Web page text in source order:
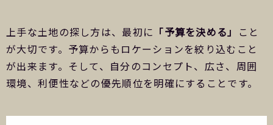
上手な土地の探し方は、最初に 「予算を決める」
こと
が大切です。予算からもロケーションを絞り込むこと
が出来ます。そして、自分のコンセプト、広さ、周囲
環境、利便性などの優先順位を明確にすることです。